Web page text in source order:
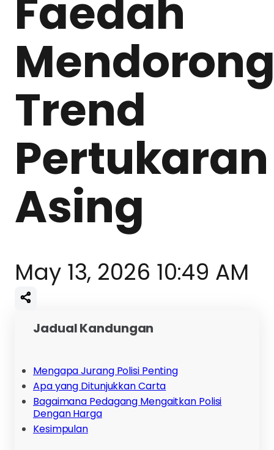
Faedah
Trend
Pertukaran
Asing
May 13, 2026 10:49 AM
Jadual Kandungan
Mengapa Jurang Polisi Penting
Apa yang Ditunjukkan Carta
Bagaimana Pedagang Mengaitkan Polisi
Dengan Harga
Kesimpulan